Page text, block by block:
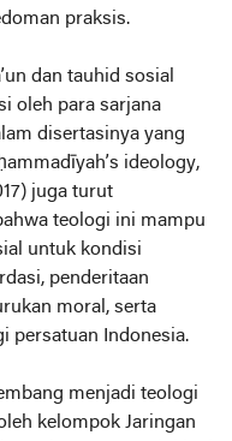
praksis.
dan tauhid sosial
oleh para sarjana
disertasinya yang
ideology,
juga turut
teologi ini mampu
untuk kondisi
penderitaan
moral, serta
persatuan Indonesia.
menjadi teologi
kelompok Jaringan